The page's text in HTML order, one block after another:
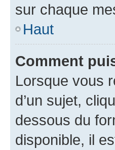
sur chaque
Haut
Comment
Lorsque vous
d’un sujet,
dessous du
disponible, il